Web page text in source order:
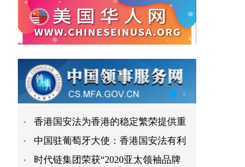
香港国安法为香港的稳定繁荣提供重
中国驻葡萄牙大使：香港国安法有利
时代链集团荣获“2020亚太领袖品牌